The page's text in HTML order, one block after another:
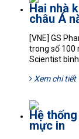
Hai nhà
châu Á
[VNE] GS
trong số 100
Scientist
Xem chi tiết
Hệ
mực in